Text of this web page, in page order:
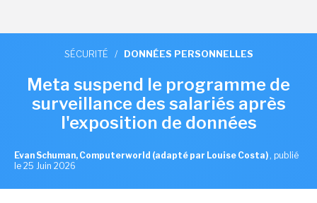
SÉCURITÉ / DONNÉES PERSONNELLES
Meta suspend le programme de
surveillance des salariés après
l'exposition de données
Evan Schuman, Computerworld (adapté par Louise Costa) , publié
le 25 Juin 2026